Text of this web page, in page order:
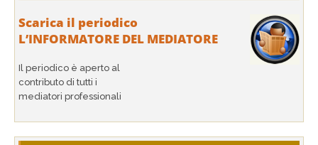
Scarica il periodico
L’INFORMATORE DEL MEDIATORE
Il periodico è aperto al
contributo di tutti i
mediatori professionali